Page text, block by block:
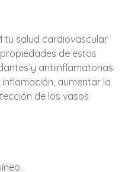
tu salud cardiovascular
de estos
y antiinflamatorias
aumentar la
de los vasos